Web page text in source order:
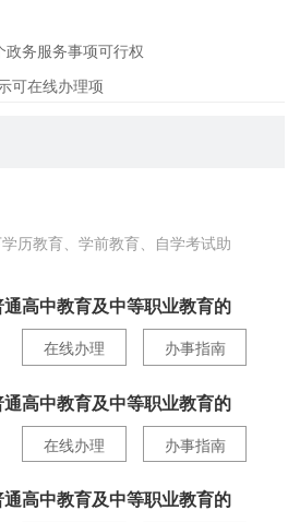
政务服务事项可行权
可在线办理项
历教育、学前教育、自学考试助
高中教育及中等职业教育的
办事指南
在线办理
高中教育及中等职业教育的
办事指南
在线办理
高中教育及中等职业教育的